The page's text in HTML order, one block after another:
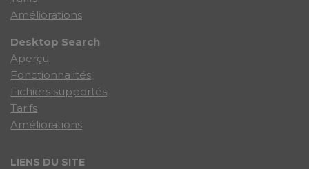
Améliorations
Desktop Search
Aperçu
Fonctionnalités
Fichiers supportés
Tarifs
Améliorations
LIENS DU SITE